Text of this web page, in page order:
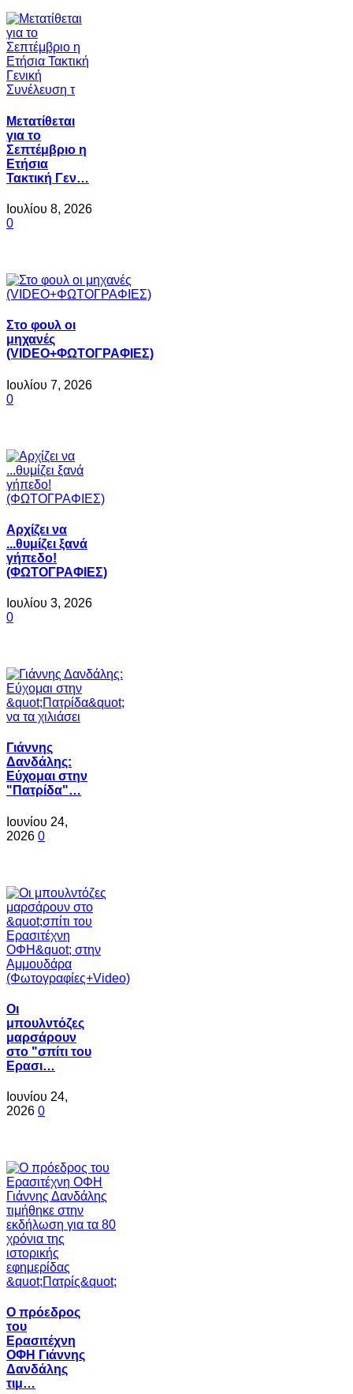
Μετατίθεται
για το
Σεπτέμβριο η
Ετήσια
Τακτική Γεν…
Ιουλίου 8, 2026
0
Στο φουλ οι
μηχανές
(VIDEO+ΦΩΤΟΓΡΑΦΙΕΣ)
Ιουλίου 7, 2026
0
Αρχίζει να
...θυμίζει ξανά
γήπεδο!
(ΦΩΤΟΓΡΑΦΙΕΣ)
Ιουλίου 3, 2026
0
Γιάννης
Δανδάλης:
Εύχομαι στην
"Πατρίδα"…
Ιουνίου 24,
2026 0
Oι
μπουλντόζες
μαρσάρουν
στο "σπίτι του
Ερασι…
Ιουνίου 24,
2026 0
Ο πρόεδρος
του
Ερασιτέχνη
ΟΦΗ Γιάννης
Δανδάλης
τιμ…